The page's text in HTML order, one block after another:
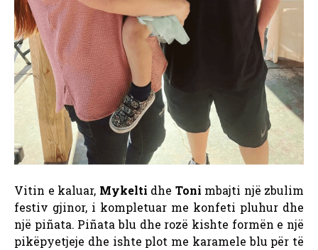
Vitin e kaluar, Mykelti dhe Toni mbajti një zbulim
festiv gjinor, i kompletuar me konfeti pluhur dhe
një piñata. Piñata blu dhe rozë kishte formën e një
pikëpyetjeje dhe ishte plot me karamele blu për të